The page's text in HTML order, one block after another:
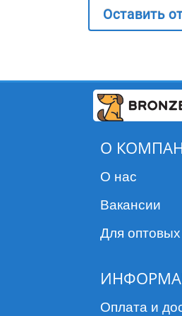
риска ветеринарным
Не применять другим
Безопасность применения
беременности и лактации не
соотношения польза/риск,
ветеринарный доктор.
Хранить при температуре 15-
Таблетка для собак Симпарика
единоразово, исходя из ее веса
Оставить
О
О нас
Вакансии
Для оптовых
Оплата и